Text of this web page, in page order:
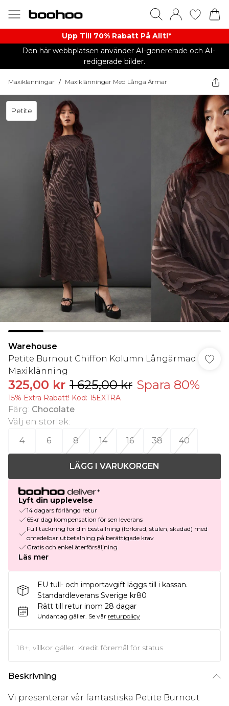
Upp Till 70% Rabatt På Allt!*
Den här webbplatsen använder AI-genererade och AI-
redigerade bilder.
Maxiklänningar / Maxiklänningar Med Långa Ärmar
Petite
Warehouse
Petite Burnout Chiffon Kolumn Långärmad
Maxiklänning
325,00 kr 1 625,00 kr Spara 80%
15% Extra Rabatt! Kod: 15EXTRA
Färg: Chocolate
Välj en storlek:
4
6 8 14 16 38 40
LÄGG I VARUKORGEN
Lyft din upplevelse
14 dagars förlängd retur
65kr dag kompensation för sen leverans
Full täckning för din beställning (förlorad, stulen, skadad) med
omedelbar utbetalning på berättigade krav
Gratis och enkel återförsäljning
Läs mer
EU tull- och importavgift läggs till i kassan.
Standardleverans Sverige kr80
Rätt till retur inom 28 dagar
Undantag gäller. Se vår returpolicy
18+, villkor gäller. Kredit föremål för status
Beskrivning
Vi presenterar vår fantastiska Petite Burnout